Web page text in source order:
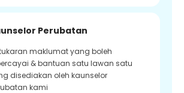
Perubatan
maklumat yang boleh
& bantuan satu lawan satu
disediakan oleh kaunselor
kami